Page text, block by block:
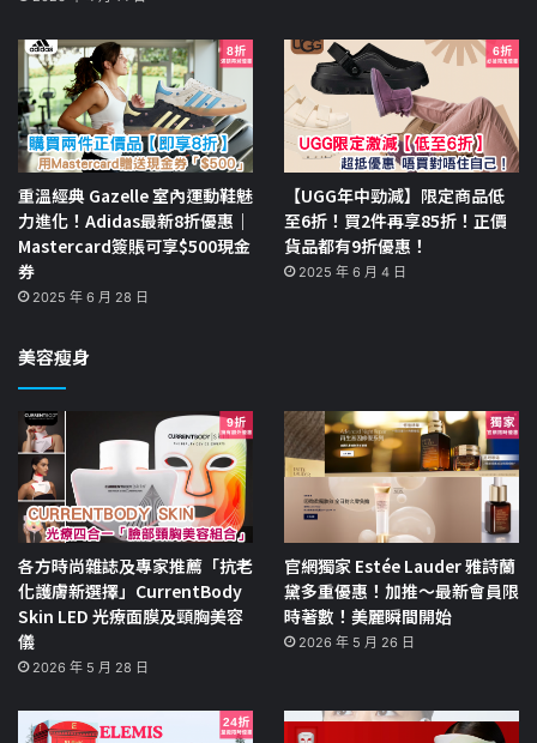
重溫經典 Gazelle 室內運動鞋魅
力進化！Adidas最新8折優惠｜
Mastercard簽賬可享$500現金
券
2025 年 6 月 28 日
【UGG年中勁減】限定商品低
至6折！買2件再享85折！正價
貨品都有9折優惠！
2025 年 6 月 4 日
美容瘦身
各方時尚雜誌及專家推薦「抗老
化護膚新選擇」CurrentBody
Skin LED 光療面膜及頸胸美容
儀
2026 年 5 月 28 日
官網獨家 Estée Lauder 雅詩蘭
黛多重優惠！加推～最新會員限
時著數！美麗瞬間開始
2026 年 5 月 26 日